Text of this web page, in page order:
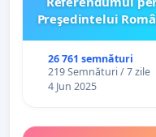
Preşedintelui
26 761 semnături
219 Semnături / 7 zile
4 Jun 2025